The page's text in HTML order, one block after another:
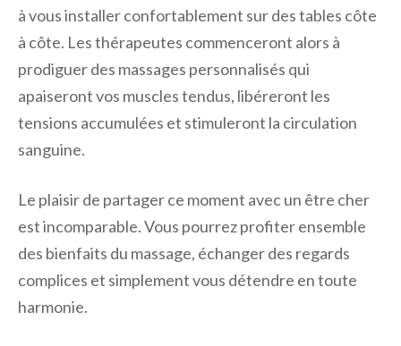
à vous installer confortablement sur des tables côte
à côte. Les thérapeutes commenceront alors à
prodiguer des massages personnalisés qui
apaiseront vos muscles tendus, libéreront les
tensions accumulées et stimuleront la circulation
sanguine.
Le plaisir de partager ce moment avec un être cher
est incomparable. Vous pourrez profiter ensemble
des bienfaits du massage, échanger des regards
complices et simplement vous détendre en toute
harmonie.